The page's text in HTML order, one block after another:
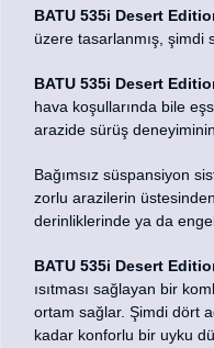
BATU 535i Desert
üzere tasarlanmış, şimdi
BATU 535i Desert
hava koşullarında bile
arazide sürüş
Bağımsız süspansiyon
zorlu arazilerin
derinliklerinde ya da
BATU 535i Desert
ısıtması sağlayan bir
ortam sağlar. Şimdi dört
kadar konforlu bir uyku